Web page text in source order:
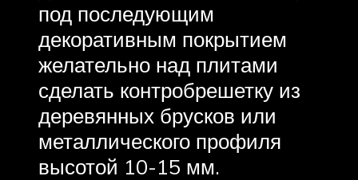
под последующим
декоративным покрытием
желательно над плитами
сделать контробрешетку из
деревянных брусков или
металлического профиля
высотой 10-15 мм.